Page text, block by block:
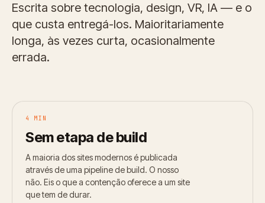
Escrita sobre tecnologia, design, VR, IA — e o
que custa entregá-los. Maioritariamente
longa, às vezes curta, ocasionalmente
errada.
4 MIN
Sem etapa de build
A maioria dos sites modernos é publicada
através de uma pipeline de build. O nosso
não. Eis o que a contenção oferece a um site
que tem de durar.